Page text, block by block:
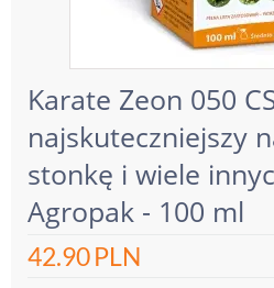
Karate Zeon 050
najskuteczniejszy
stonkę i wiele
Agropak - 100 ml
42.90PLN